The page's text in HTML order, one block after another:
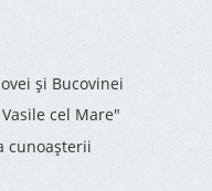
și Bucovinei
cel Mare"
cunoaşterii